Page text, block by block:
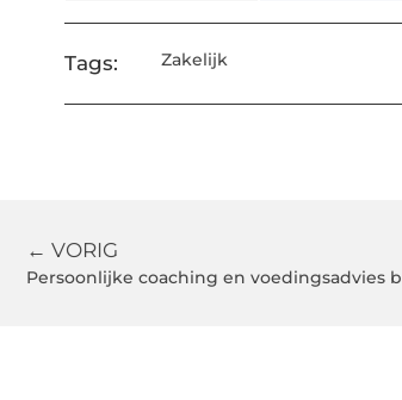
Tags: Zakelijk
← VORIG
Persoonlijke coaching en voedingsadvies